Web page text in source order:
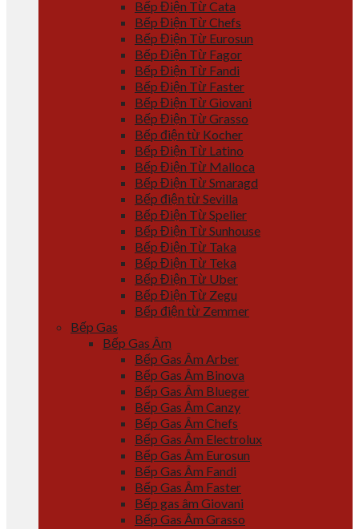
Bếp Điện Từ Cata
Bếp Điện Từ Chefs
Bếp Điện Từ Eurosun
Bếp Điện Từ Fagor
Bếp Điện Từ Fandi
Bếp Điện Từ Faster
Bếp Điện Từ Giovani
Bếp Điện Từ Grasso
Bếp điện từ Kocher
Bếp Điện Từ Latino
Bếp Điện Từ Malloca
Bếp Điện Từ Smaragd
Bếp điện từ Sevilla
Bếp Điện Từ Spelier
Bếp Điện Từ Sunhouse
Bếp Điện Từ Taka
Bếp Điện Từ Teka
Bếp Điện Từ Uber
Bếp Điện Từ Zegu
Bếp điện từ Zemmer
Bếp Gas
Bếp Gas Âm
Bếp Gas Âm Arber
Bếp Gas Âm Binova
Bếp Gas Âm Blueger
Bếp Gas Âm Canzy
Bếp Gas Âm Chefs
Bếp Gas Âm Electrolux
Bếp Gas Âm Eurosun
Bếp Gas Âm Fandi
Bếp Gas Âm Faster
Bếp gas âm Giovani
Bếp Gas Âm Grasso